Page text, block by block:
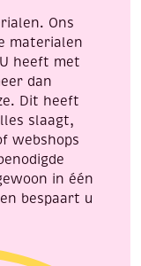
Ons
materialen
heeft met
dan
Dit heeft
slaagt,
webshops
in één
bespaart u